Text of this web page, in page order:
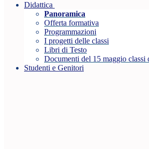
Didattica
Panoramica
Offerta formativa
Programmazioni
I progetti delle classi
Libri di Testo
Documenti del 15 maggio classi
Studenti e Genitori